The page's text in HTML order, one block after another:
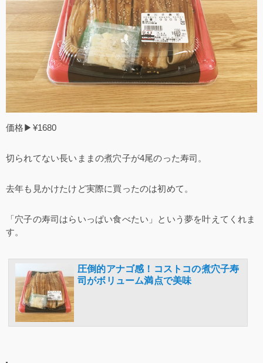
価格▶¥1680
切られてない長いままの煮穴子が4尾のった寿司。
去年も見かけたけど実際に買ったのは初めて。
「穴子の寿司はらいっぱい食べたい」という夢を叶えてくれま
す。
圧倒的アナゴ感！コストコの煮穴子寿
司がボリューム満点で美味